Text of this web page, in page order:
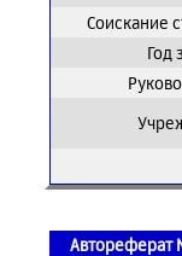
Соискание
Год
Автореферат